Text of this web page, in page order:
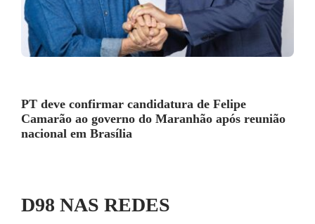
PT deve confirmar candidatura de Felipe
Camarão ao governo do Maranhão após reunião
nacional em Brasília
D98 NAS REDES